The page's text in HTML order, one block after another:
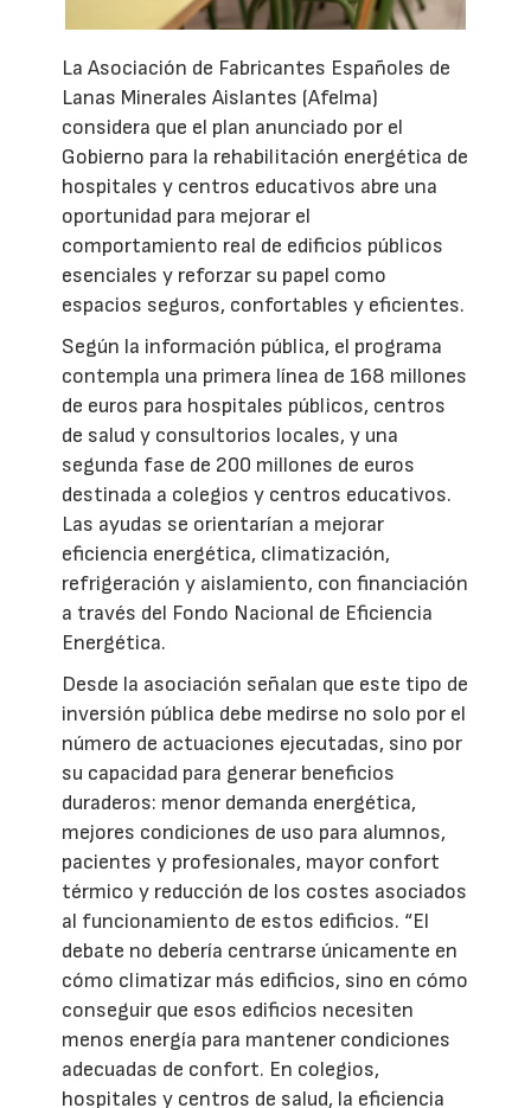
La Asociación de Fabricantes Españoles de
Lanas Minerales Aislantes (Afelma)
considera que el plan anunciado por el
Gobierno para la rehabilitación energética de
hospitales y centros educativos abre una
oportunidad para mejorar el
comportamiento real de edificios públicos
esenciales y reforzar su papel como
espacios seguros, confortables y eficientes.
Según la información pública, el programa
contempla una primera línea de 168 millones
de euros para hospitales públicos, centros
de salud y consultorios locales, y una
segunda fase de 200 millones de euros
destinada a colegios y centros educativos.
Las ayudas se orientarían a mejorar
eficiencia energética, climatización,
refrigeración y aislamiento, con financiación
a través del Fondo Nacional de Eficiencia
Energética.
Desde la asociación señalan que este tipo de
inversión pública debe medirse no solo por el
número de actuaciones ejecutadas, sino por
su capacidad para generar beneficios
duraderos: menor demanda energética,
mejores condiciones de uso para alumnos,
pacientes y profesionales, mayor confort
térmico y reducción de los costes asociados
al funcionamiento de estos edificios. “El
debate no debería centrarse únicamente en
cómo climatizar más edificios, sino en cómo
conseguir que esos edificios necesiten
menos energía para mantener condiciones
adecuadas de confort. En colegios,
hospitales y centros de salud, la eficiencia